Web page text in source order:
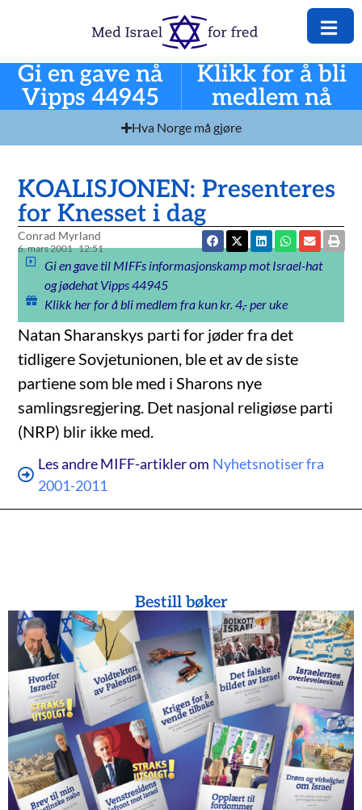
Gi en gave nå
Vipps 44945
Klikk for å bli
medlem nå
Hva Norge må gjøre
KOALISJONEN: Presenteres
for Knesset i dag
Conrad Myrland
6. mars 2001 12:51
Gi en gave til MIFFs informasjonskamp mot Israel-hat
og jødehat Vipps 44945
Klikk her for å bli medlem fra kun kr. 4,- per uke
Natan Sharanskys parti for jøder fra det
tidligere Sovjetunionen, ble et av de siste
partiene som ble med i Sharons nye
samlingsregjering. Det nasjonal religiøse parti
(NRP) blir ikke med.
Les andre MIFF-artikler om Nyhetsnotiser fra
2001-2011
Bestill bøker